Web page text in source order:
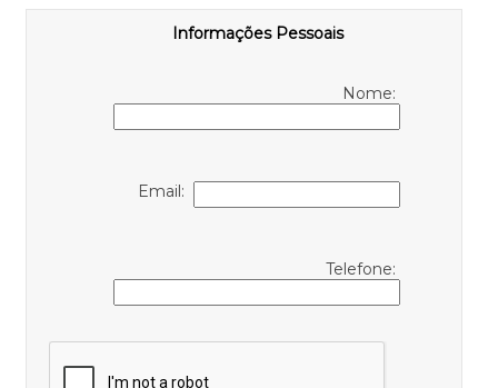
Informações Pessoais
Nome:
Email:
Telefone: